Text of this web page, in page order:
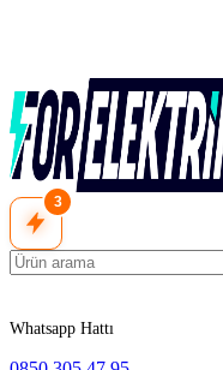
3
Whatsapp Hattı